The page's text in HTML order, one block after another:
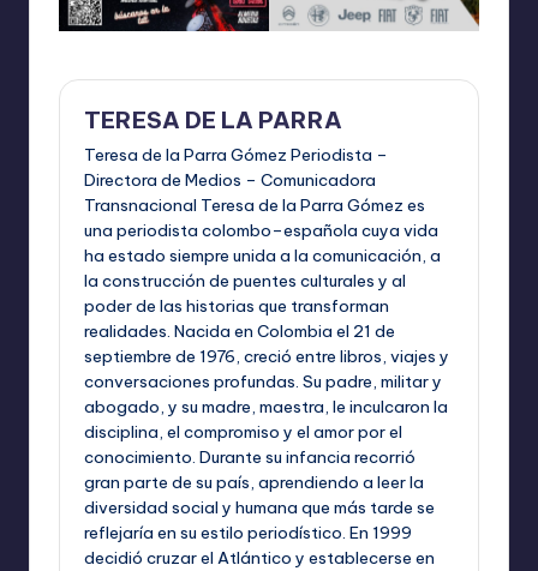
TERESA DE LA PARRA
Teresa de la Parra Gómez Periodista –
Directora de Medios – Comunicadora
Transnacional Teresa de la Parra Gómez es
una periodista colombo–española cuya vida
ha estado siempre unida a la comunicación, a
la construcción de puentes culturales y al
poder de las historias que transforman
realidades. Nacida en Colombia el 21 de
septiembre de 1976, creció entre libros, viajes y
conversaciones profundas. Su padre, militar y
abogado, y su madre, maestra, le inculcaron la
disciplina, el compromiso y el amor por el
conocimiento. Durante su infancia recorrió
gran parte de su país, aprendiendo a leer la
diversidad social y humana que más tarde se
reflejaría en su estilo periodístico. En 1999
decidió cruzar el Atlántico y establecerse en